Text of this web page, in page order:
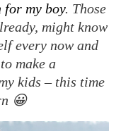
my boy. Those
might know
every now and
make a
kids – this time
😀